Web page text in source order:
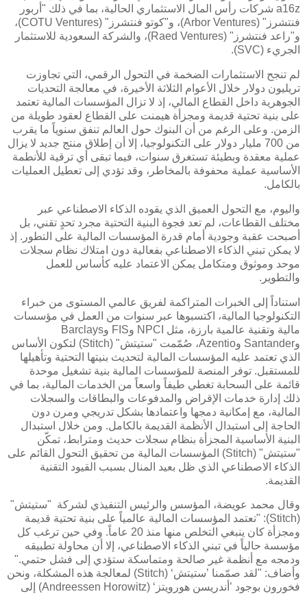
a16z شركات رأس المال الاستثماري الحالية، بما في ذلك "أربور
فنتشرز" (Arbor Ventures)، و"كوتو فنتشرز" (COTU Ventures)،
و"راعد فنتشرز" (Raed Ventures)، والشركة السعودية للاستثمار
الجريء (SVC).
لم تنجح الاستثمارات الضخمة في التحول الرقمي، التي تجاوزت
تريليون دولار خلال الأعوام الثلاثة الأخيرة، في معالجة التحديات
الجوهرية داخل القطاع المالي، إذ لا تزال المؤسسات المالية تعتمد
على بنية تحتية قديمة ومجزأة هيمنت على القطاع لعقود طويلة من
الزمن. وعلى الرغم من أن البنوك حول العالم تنفق سنوياً ما يقرب
من 700 مليار دولار على التكنولوجيا، إلا أن إطلاق منتج جديد لا يزال
عملية معقدة وبطيئة تستغرق سنوات، فيما تبقى أي ترقية للأنطمة
الأساسية عملية محفوفة بالمخاطر، وقد تؤدي إلى تعطيل العمليات
بالكامل.
واليوم، مع التحول العميق الذي يقوده الذكاء الاصطناعي عبر
مختلف القطاعات، لم تعد فجوة البنية التحتية مجرد تحدٍ تقني، بل
أصبحت عقبة وجودية أمام قدرة المؤسسات المالية على التطور. إذ
لا يمكن تبني الذكاء الاصطناعي بفعالية دون امتلاك نظام سجلات
موحد وموثوق ومتكامل يمكن الاعتماد عليه كأساس للعمل
والتطوير.
استناداً إلى الخبرات المتراكمة لفريق عالمي المستوى من خبراء
التكنولوجيا المالية، اكتسبوها عبر سنوات من العمل في مؤسسات
مالية وتقنية عالمية بارزة، مثل NPCI وFIS وBarclays
وSantander وAzentio، صُمّمت "ستيتش" (Stitch) لتكون الأساس
الذي تعتمد عليه المؤسسات المالية لتحديث بنيتها التحتية وتأهيلها
للمستقبل. توفر المنصة للمؤسسات المالية بنية تشغيل موحدة
قائمة على السحابة تغطي طيفاً واسعاً من الخدمات المالية، بما في
ذلك إدارة خدمات الإقراض والمدفوعات والبطاقات والسجلات
المالية، مع إمكانية دمجها واعتمادها بشكل تدريجي ومرن دون
الحاجة إلى استبدال الأنظمة القديمة بالكامل. ومن خلال استبدال
البنية الأساسية المجزأة بنظام سجلات حديث ومترابط، تمكّن
"ستيتش" (Stitch) المؤسسات المالية من تحقيق التحول القائم على
الذكاء الاصطناعي الذي ظل بعيد المنال بسبب القيود التقنية
القديمة.
وقال محمد عويضة، المؤسس والرئيس التنفيذي لشركة "ستيتش"
(Stitch): "تعتمد المؤسسات المالية عالمياً على بنية تحتية قديمة
ومجزأة كان ينبغي التخلص منها منذ 20 عاماً. وفي حين ترغب كل
مؤسسة حالياً في تبني الذكاء الاصطناعي، إلا أن محاولة تطبيقه
ودمجه مع أنظمة غير صالحة ومتماسكة ستؤدي إلى فشل حتمي."
وأضاف: "لقد صمّمنا ’ستيتش‘ (Stitch) لمعالجة هذه المشكلة، ونحن
فخورون بوجود ’أندريسن هورويتز‘ (Andreessen Horowitz) إلى